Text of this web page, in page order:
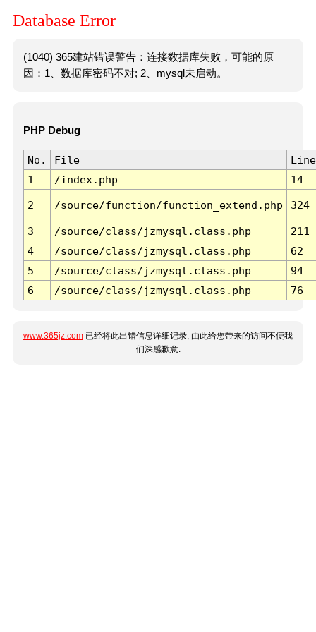
Database Error
(1040) 365建站错误警告：连接数据库失败，可能的原
因：1、数据库密码不对; 2、mysql未启动。
PHP Debug
No. File
Line
1
/index.php 14
2 /source/function/function_extend.php 324
3 /source/class/jzmysql.class.php
211
4
/source/class/jzmysql.class.php
62
5
/source/class/jzmysql.class.php
94
6
/source/class/jzmysql.class.php 76
www.365jz.com 已经将此出错信息详细记录, 由此给您带来的访问不便我
们深感歉意.